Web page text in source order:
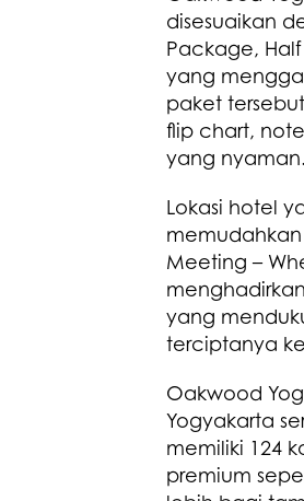
disesuaikan
Package,
yang
paket
flip chart,
yang nyaman.
Lokasi hotel
memudahkan
Meeting –
yang
terciptanya
Oakwood
Yogyakarta
memiliki 124
premium